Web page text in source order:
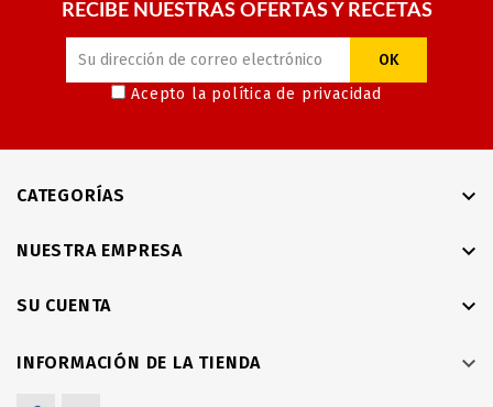
RECIBE NUESTRAS OFERTAS Y RECETAS
Acepto la política de privacidad
CATEGORÍAS 
NUESTRA EMPRESA 
SU CUENTA 
INFORMACIÓN DE LA TIENDA 